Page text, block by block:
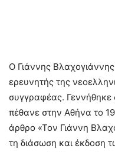
Ο Γιάννης
ερευνητής της
συγγραφέας. Γεννήθηκε
πέθανε στην Αθήνα το
άρθρο «Τον Γιάννη
τη διάσωση και έκδοση